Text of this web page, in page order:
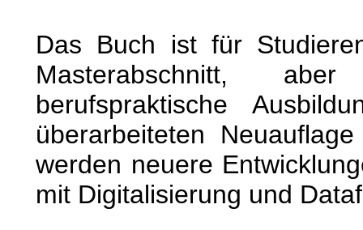
Das Buch ist für
Masterabschnitt,
berufspraktische
überarbeiteten
werden neuere
mit Digitalisierung und